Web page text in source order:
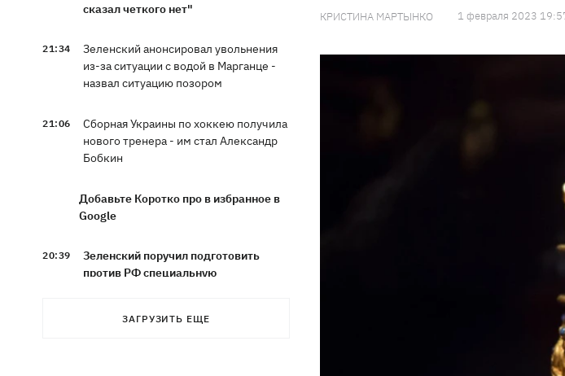
сказал четкого нет"
21:34
Зеленский анонсировал увольнения
из-за ситуации с водой в Марганце -
назвал ситуацию позором
21:06
Сборная Украины по хоккею получила
нового тренера - им стал Александр
Бобкин
Добавьте Коротко про в избранное в
Google
20:39
Зеленский поручил подготовить
против РФ специальную
ЗАГРУЗИТЬ ЕЩЕ
КРИСТИНА МАРТЫНКО 1 февраля 2023